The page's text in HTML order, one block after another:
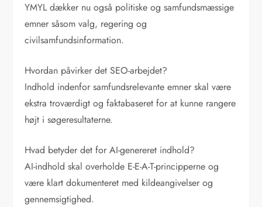
YMYL dækker nu også politiske og samfundsmæssige
emner såsom valg, regering og
civilsamfundsinformation.
Hvordan påvirker det SEO-arbejdet?
Indhold indenfor samfundsrelevante emner skal være
ekstra troværdigt og faktabaseret for at kunne rangere
højt i søgeresultaterne.
Hvad betyder det for AI-genereret indhold?
AI-indhold skal overholde E-E-A-T-principperne og
være klart dokumenteret med kildeangivelser og
gennemsigtighed.